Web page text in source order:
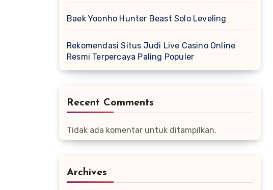
Baek Yoonho Hunter Beast Solo Leveling
Rekomendasi Situs Judi Live Casino Online
Resmi Terpercaya Paling Populer
Recent Comments
Tidak ada komentar untuk ditampilkan.
Archives